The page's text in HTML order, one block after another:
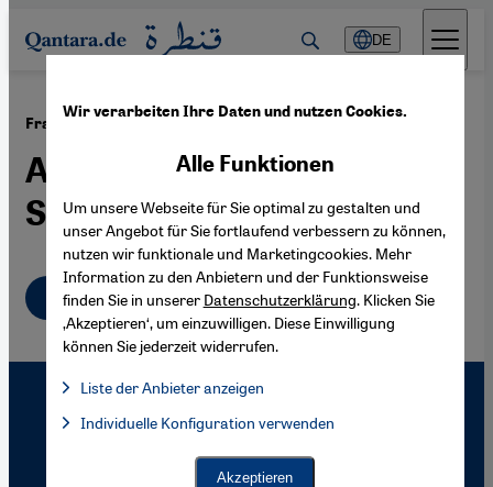
Direkt zum Inhalt springen
DE
Frauenrechte in der Türkei ·21.01.2005
Appell für mehr
Selbstbestimmung
Deutsch
Wir verarbeiten Ihre Daten und nutzen Cookies.
Alle Funktionen
Um unsere Webseite für Sie optimal zu gestalten und
unser Angebot für Sie fortlaufend verbessern zu können,
nutzen wir funktionale und Marketingcookies. Mehr
Information zu den Anbietern und der Funktionsweise
finden Sie in unserer Datenschutzerklärung. Klicken Sie
‚Akzeptieren‘, um einzuwilligen. Diese Einwilligung
können Sie jederzeit widerrufen.
Liste der Anbieter anzeigen
Facebook Embed / Facebook Connect, Google Maps Embed,
Facebook Embed / Facebook Connect
Individuelle Konfiguration verwenden
Akzeptieren